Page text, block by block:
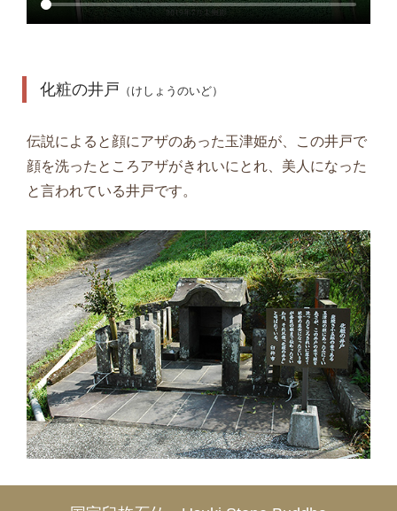
化粧の井戸 （けしょうのいど）
伝説によると顔にアザのあった玉津姫が、この井戸で
顔を洗ったところアザがきれいにとれ、美人になった
と言われている井戸です。